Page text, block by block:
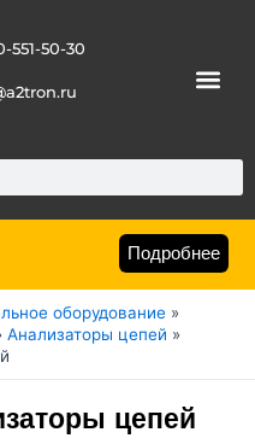
551-50-30
Подробнее
оборудование »
Анализаторы цепей »
цепей